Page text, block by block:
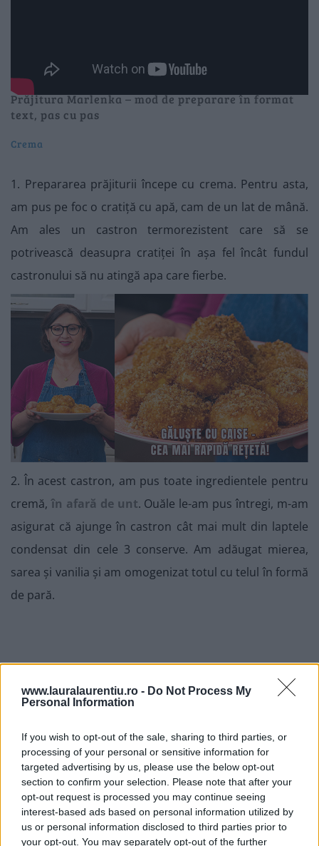
www.lauralaurentiu.ro - Do Not Process My
Personal Information
If you wish to opt-out of the sale, sharing to third parties, or
processing of your personal or sensitive information for
targeted advertising by us, please use the below opt-out
section to confirm your selection. Please note that after your
opt-out request is processed you may continue seeing
interest-based ads based on personal information utilized by
us or personal information disclosed to third parties prior to
your opt-out. You may separately opt-out of the further
Prăjitura Marlenka – mod de preparare în format
text, pas cu pas
Crema
1. Prepararea prăjiturii începe cu crema. Pentru asta,
am pus pe foc o cratiță cu apă, cam de un lat de mână.
Am ales un castron termorezistent care să se
potrivească deasupra cratiței în așa fel încât fundul
castronului să nu atingă apa care fierbe.
2. În acest castron, am pus toate ingredientele pentru
cremă, în afară de unt. Ouăle le-am pus întregi, m-am
asigurat că ajunge în castron cât mai mult din laptele
condensat din cele 3 conserve. Am adăugat mierea,
sarea și vanilia și am omogenizat totul cu telul în formă
de pară.